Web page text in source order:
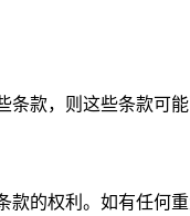
款，则这些条款可
的权利。如有任何